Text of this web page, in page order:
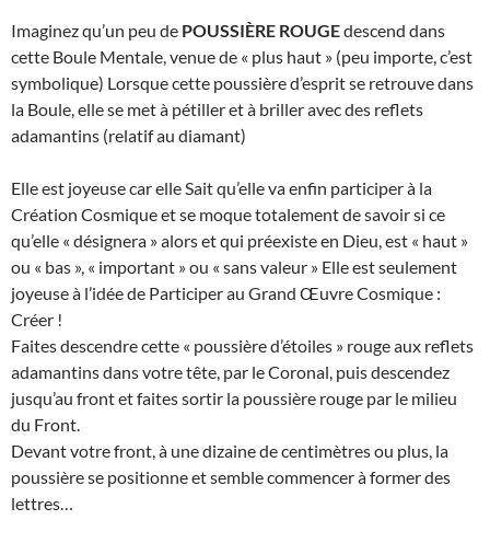
Imaginez qu’un peu de POUSSIÈRE ROUGEdescend dans
cette Boule Mentale, venue de « plus haut » (peu importe, c’est
symbolique) Lorsque cette poussière d’esprit se retrouve dans
la Boule, elle se met à pétiller et à briller avec des reflets
adamantins (relatif au diamant)
Elle est joyeuse car elle Sait qu’elle va enfin participer à la
Création Cosmique et se moque totalement de savoir si ce
qu’elle « désignera » alors et qui préexiste en Dieu, est « haut »
ou « bas », « important » ou « sans valeur » Elle est seulement
joyeuse à l’idée de Participer au Grand Œuvre Cosmique :
Créer !
Faites descendre cette « poussière d’étoiles » rouge aux reflets
adamantins dans votre tête, par le Coronal, puis descendez
jusqu’au front et faites sortir la poussière rouge par le milieu
du Front.
Devant votre front, à une dizaine de centimètres ou plus, la
poussière se positionne et semble commencer à former des
lettres…